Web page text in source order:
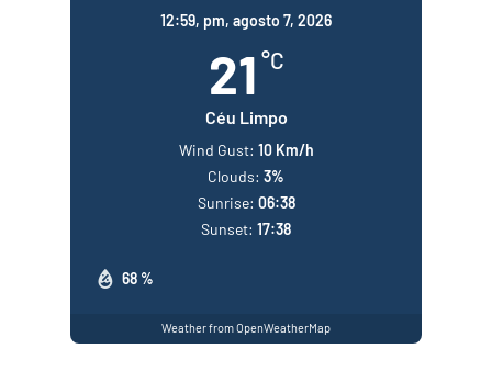
12:59, pm, agosto 7, 2026
21 °C
Céu Limpo
68 %
Wind Gust: 10 Km/h
Clouds: 3%
Sunrise: 06:38
Sunset: 17:38
Weather from OpenWeatherMap